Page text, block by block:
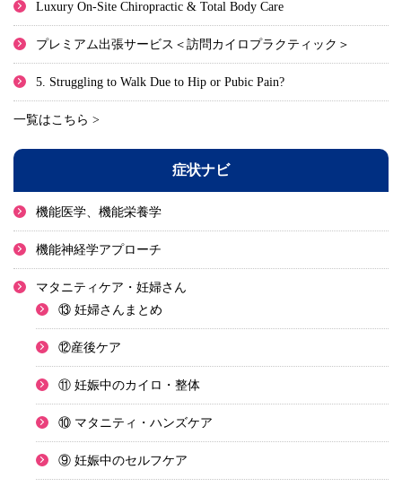
Luxury On-Site Chiropractic & Total Body Care
プレミアム出張サービス＜訪問カイロプラクティック＞
5. Struggling to Walk Due to Hip or Pubic Pain?
一覧はこちら >
症状ナビ
機能医学、機能栄養学
機能神経学アプローチ
マタニティケア・妊婦さん
⑬ 妊婦さんまとめ
⑫産後ケア
⑪ 妊娠中のカイロ・整体
⑩ マタニティ・ハンズケア
⑨ 妊娠中のセルフケア